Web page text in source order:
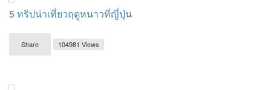
5 ทริปน่าเที่ยวฤดูหนาวที่ญี่ปุ่น
Share 104981 Views